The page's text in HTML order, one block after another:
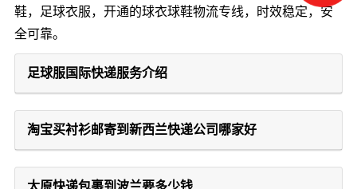
鞋，足球衣服，开通的球衣球鞋物流专线，时效稳定，安
全可靠。
足球服国际快递服务介绍
淘宝买衬衫邮寄到新西兰快递公司哪家好
太原快递包裹到波兰要多少钱